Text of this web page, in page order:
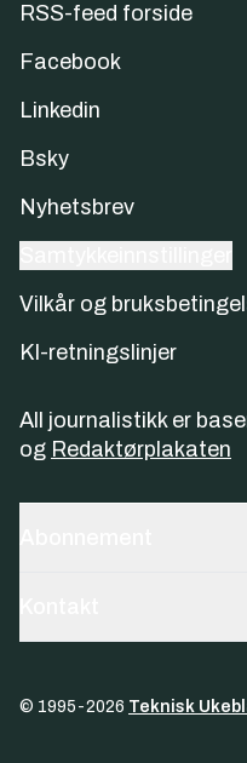
RSS-feed forside
Facebook
Linkedin
Bsky
Nyhetsbrev
Vilkår og
KI-retningslinjer
All journalistikk er
og Redaktørplakaten
© 1995-2026 Teknisk